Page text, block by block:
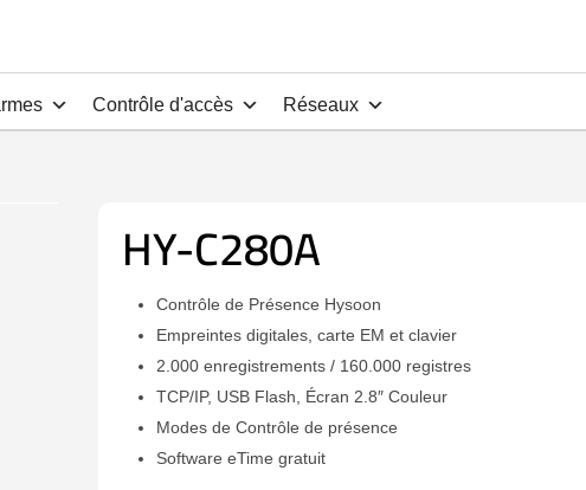
Contrôle d'accès Réseaux
HY-C280A
Contrôle de Présence Hysoon
Empreintes digitales, carte EM et clavier
2.000 enregistrements / 160.000 registres
TCP/IP, USB Flash, Écran 2.8″ Couleur
Modes de Contrôle de présence
Software eTime gratuit